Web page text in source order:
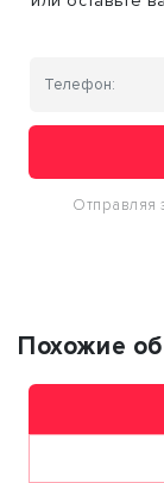
Отправляя
Похожие